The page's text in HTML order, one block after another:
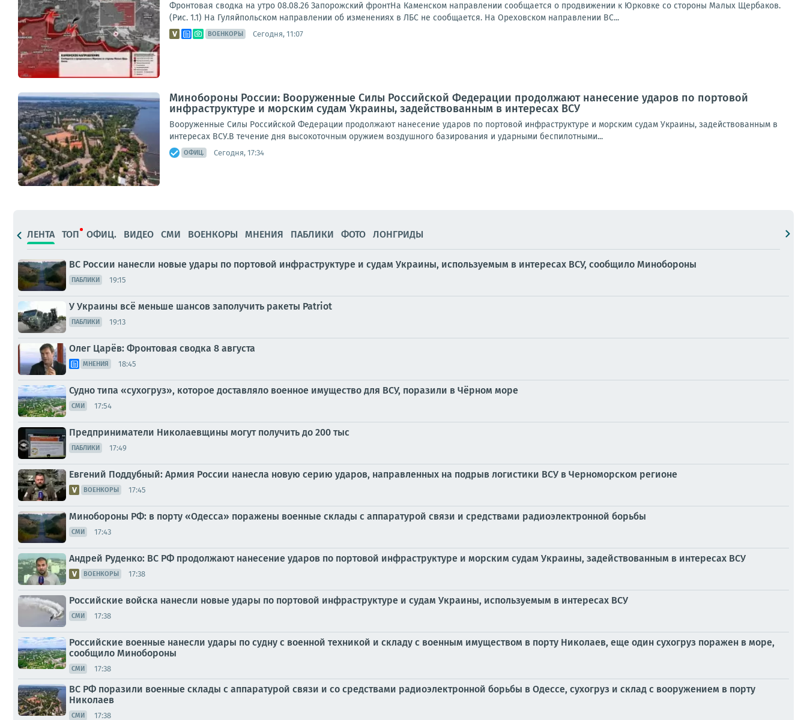
Фронтовая сводка на утро 08.08.26 Запорожский фронтНа Каменском направлении сообщается о продвижении к Юрковке со стороны Малых Щербаков.
(Рис. 1.1) На Гуляйпольском направлении об изменениях в ЛБС не сообщается. На Ореховском направлении ВС...
ВОЕНКОРЫ Сегодня, 11:07
Минобороны России: Вооруженные Силы Российской Федерации продолжают нанесение ударов по портовой
инфраструктуре и морским судам Украины, задействованным в интересах ВСУ
Вооруженные Силы Российской Федерации продолжают нанесение ударов по портовой инфраструктуре и морским судам Украины, задействованным в
интересах ВСУ.В течение дня высокоточным оружием воздушного базирования и ударными беспилотными...
ОФИЦ. Сегодня, 17:34
ЛЕНТА ТОП ОФИЦ. ВИДЕО СМИ ВОЕНКОРЫ МНЕНИЯ ПАБЛИКИ ФОТО ЛОНГРИДЫ
ВС России нанесли новые удары по портовой инфраструктуре и судам Украины, используемым в интересах ВСУ, сообщило Минобороны
ПАБЛИКИ 19:15
У Украины всё меньше шансов заполучить ракеты Patriot
ПАБЛИКИ 19:13
Олег Царёв: Фронтовая сводка 8 августа
МНЕНИЯ 18:45
Судно типа «сухогруз», которое доставляло военное имущество для ВСУ, поразили в Чёрном море
СМИ 17:54
Предприниматели Николаевщины могут получить до 200 тыс
ПАБЛИКИ 17:49
Евгений Поддубный: Армия России нанесла новую серию ударов, направленных на подрыв логистики ВСУ в Черноморском регионе
ВОЕНКОРЫ 17:45
Минобороны РФ: в порту «Одесса» поражены военные склады с аппаратурой связи и средствами радиоэлектронной борьбы
СМИ 17:43
Андрей Руденко: ВС РФ продолжают нанесение ударов по портовой инфраструктуре и морским судам Украины, задействованным в интересах ВСУ
ВОЕНКОРЫ 17:38
Российские войска нанесли новые удары по портовой инфраструктуре и судам Украины, используемым в интересах ВСУ
СМИ 17:38
Российские военные нанесли удары по судну с военной техникой и складу с военным имуществом в порту Николаев, еще один сухогруз поражен в море,
сообщило Минобороны
СМИ 17:38
ВС РФ поразили военные склады с аппаратурой связи и со средствами радиоэлектронной борьбы в Одессе, сухогруз и склад с вооружением в порту
Николаев
СМИ 17:38